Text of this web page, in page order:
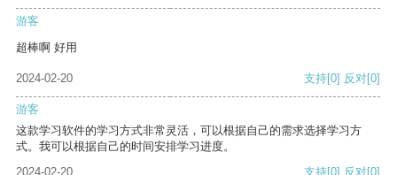
游客
超棒啊 好用
2024-02-20 支持[0] 反对[0]
游客
这款学习软件的学习方式非常灵活，可以根据自己的需求选择学习方
式。我可以根据自己的时间安排学习进度。
2024-02-20
支持[0] 反对[0]